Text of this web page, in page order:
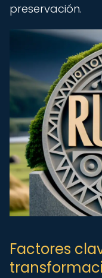
preservación.
Factores